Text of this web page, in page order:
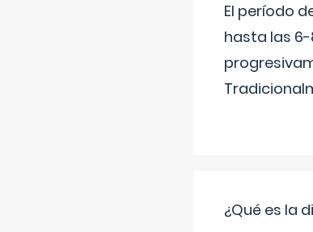
El período
hasta las
¿Qué es la